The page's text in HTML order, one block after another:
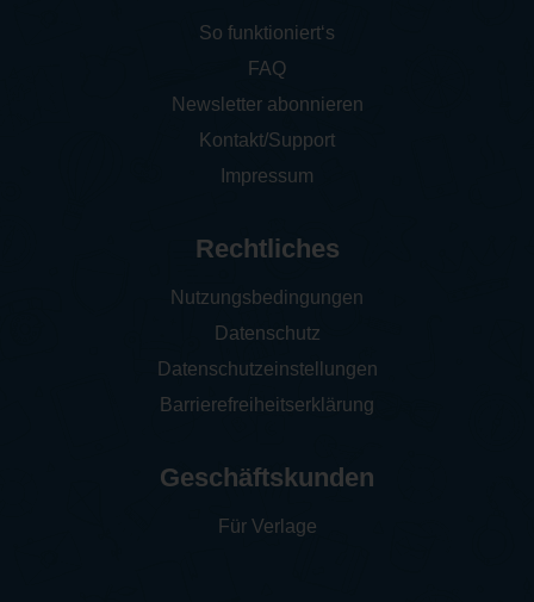
So funktioniert‘s
FAQ
Newsletter abonnieren
Kontakt/Support
Impressum
Rechtliches
Nutzungsbedingungen
Datenschutz
Datenschutzeinstellungen
Barrierefreiheitserklärung
Geschäftskunden
Für Verlage